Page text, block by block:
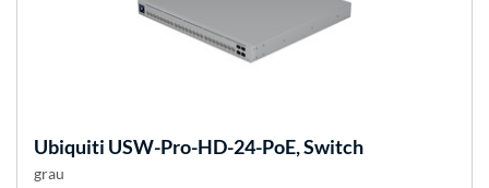
Ubiquiti USW-Pro-HD-24-PoE, Switch
grau